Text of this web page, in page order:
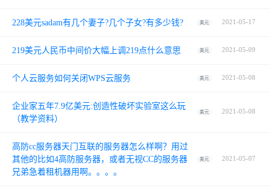
228美元sadam有几个妻子?几个子女?有多少钱? 美元 2021-05-17
219美元人民币中间价大幅上调219点什么意思 美元 2021-05-09
个人云服务如何关闭WPS云服务 美元 2021-05-08
企业家五年7.9亿美元:创造性破坏实验室这么玩
（教学资料）
美元 2021-05-08
高防cc服务器天门互联的服务器怎么样啊？用过
其他的比如4高防服务器，或者无视CC的服务器
兄弟急着租机器用啊。。。。
美元 2021-05-07